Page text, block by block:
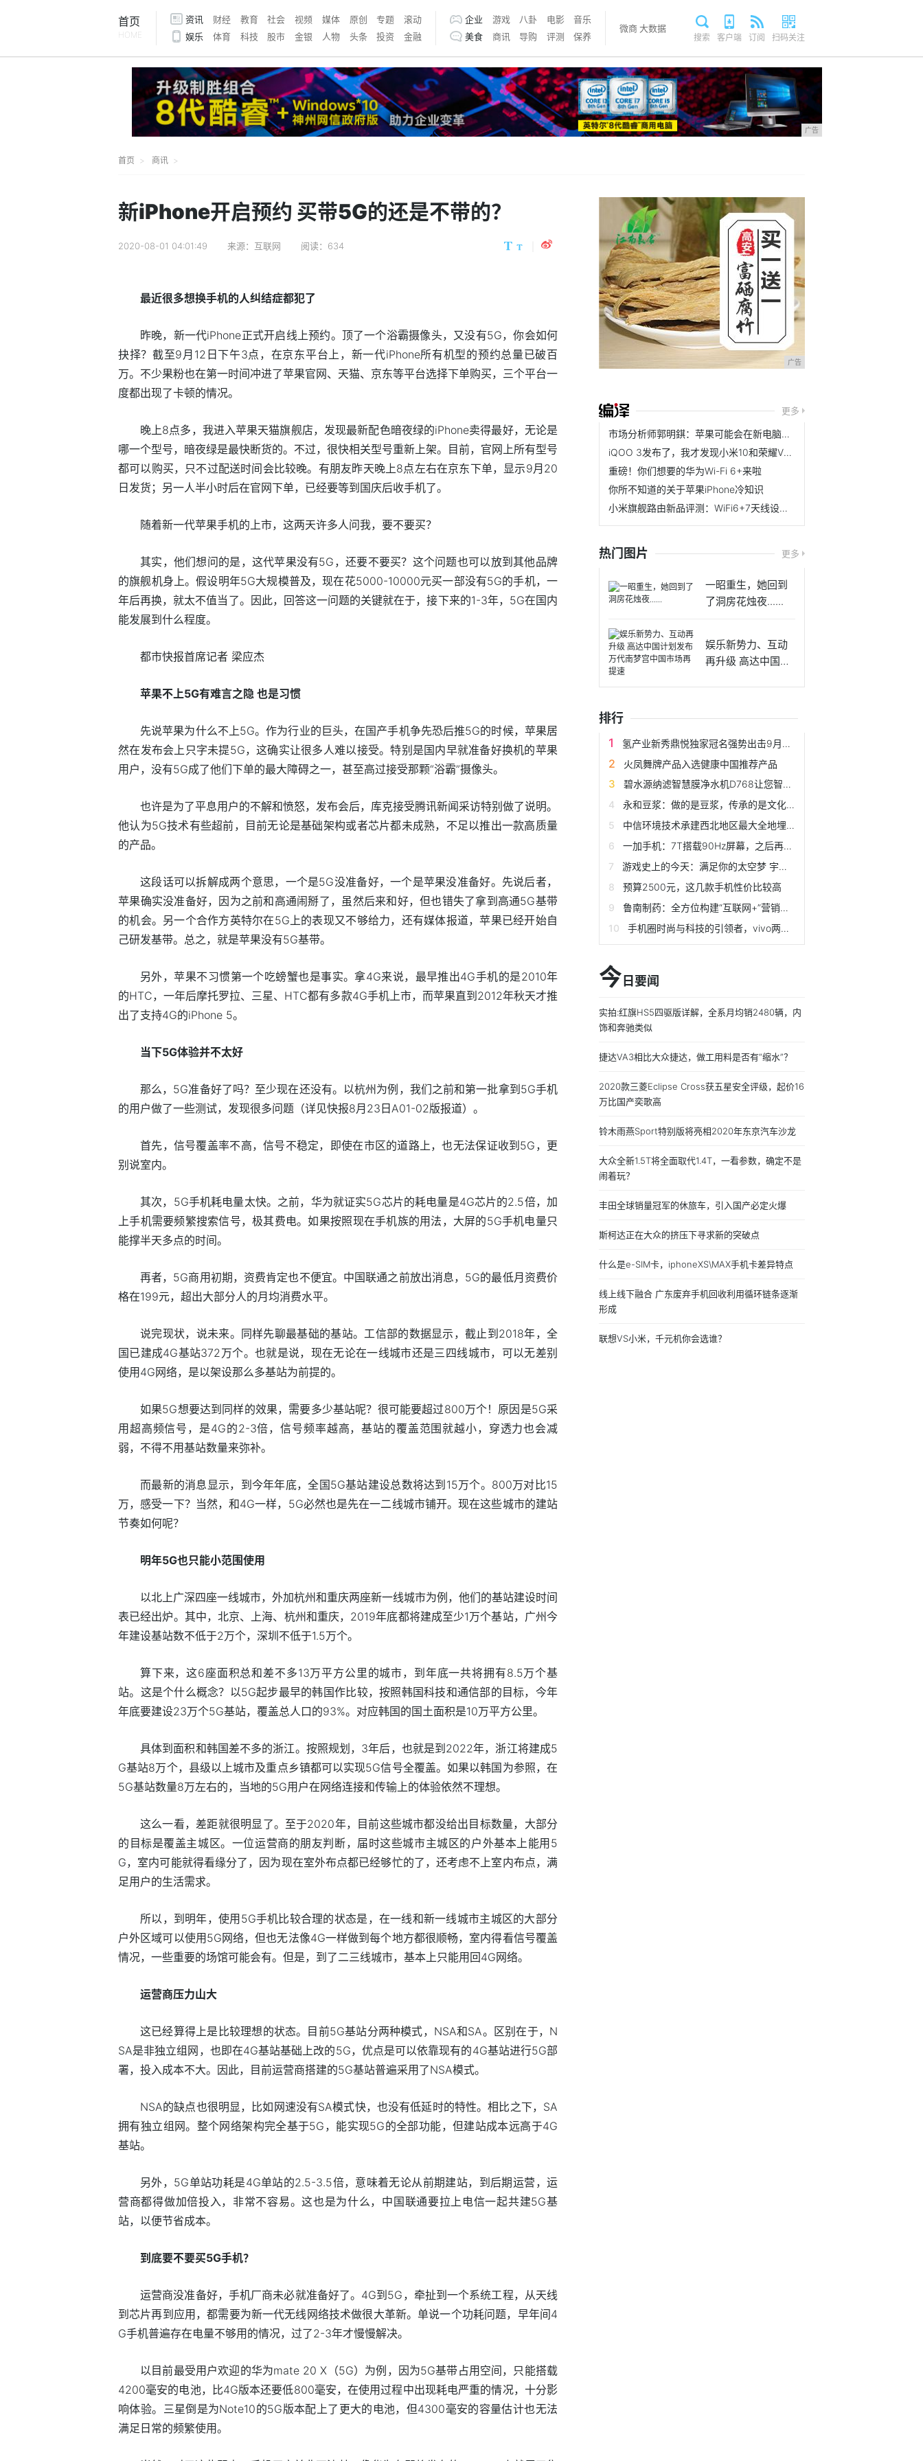
首页
HOME
资讯 财经 教育 社会 视频 媒体 原创 专题
滚动
娱乐
体育 科技 股市 金银 人物 头条 投资 金融
企业 游戏 八卦 电影
音乐
美食
商讯 导购 评测 保养
微商大数据
搜索 客户端 订阅 扫码关注
广告
首页 商讯
新iPhone开启预约 买带5G的还是不带的？
2020-08-01 04:01:49 来源：互联网 阅读：634
最近很多想换手机的人纠结症都犯了
昨晚，新一代iPhone正式开启线上预约。顶了一个浴霸摄像头，又没有5G，你会如何
抉择？截至9月12日下午3点，在京东平台上，新一代iPhone所有机型的预约总量已破百
万。不少果粉也在第一时间冲进了苹果官网、天猫、京东等平台选择下单购买，三个平台一
度都出现了卡顿的情况。
晚上8点多，我进入苹果天猫旗舰店，发现最新配色暗夜绿的iPhone卖得最好，无论是
哪一个型号，暗夜绿是最快断货的。不过，很快相关型号重新上架。目前，官网上所有型号
都可以购买，只不过配送时间会比较晚。有朋友昨天晚上8点左右在京东下单，显示9月20
日发货；另一人半小时后在官网下单，已经要等到国庆后收手机了。
随着新一代苹果手机的上市，这两天许多人问我，要不要买？
其实，他们想问的是，这代苹果没有5G，还要不要买？这个问题也可以放到其他品牌
的旗舰机身上。假设明年5G大规模普及，现在花5000-10000元买一部没有5G的手机，一
年后再换，就太不值当了。因此，回答这一问题的关键就在于，接下来的1-3年，5G在国内
能发展到什么程度。
都市快报首席记者 梁应杰
苹果不上5G有难言之隐 也是习惯
先说苹果为什么不上5G。作为行业的巨头，在国产手机争先恐后推5G的时候，苹果居
然在发布会上只字未提5G，这确实让很多人难以接受。特别是国内早就准备好换机的苹果
用户，没有5G成了他们下单的最大障碍之一，甚至高过接受那颗“浴霸”摄像头。
也许是为了平息用户的不解和愤怒，发布会后，库克接受腾讯新闻采访特别做了说明。
他认为5G技术有些超前，目前无论是基础架构或者芯片都未成熟，不足以推出一款高质量
的产品。
这段话可以拆解成两个意思，一个是5G没准备好，一个是苹果没准备好。先说后者，
苹果确实没准备好，因为之前和高通闹掰了，虽然后来和好，但也错失了拿到高通5G基带
的机会。另一个合作方英特尔在5G上的表现又不够给力，还有媒体报道，苹果已经开始自
己研发基带。总之，就是苹果没有5G基带。
另外，苹果不习惯第一个吃螃蟹也是事实。拿4G来说，最早推出4G手机的是2010年
的HTC，一年后摩托罗拉、三星、HTC都有多款4G手机上市，而苹果直到2012年秋天才推
出了支持4G的iPhone 5。
当下5G体验并不太好
那么，5G准备好了吗？至少现在还没有。以杭州为例，我们之前和第一批拿到5G手机
的用户做了一些测试，发现很多问题（详见快报8月23日A01-02版报道）。
首先，信号覆盖率不高，信号不稳定，即使在市区的道路上，也无法保证收到5G，更
别说室内。
其次，5G手机耗电量太快。之前，华为就证实5G芯片的耗电量是4G芯片的2.5倍，加
上手机需要频繁搜索信号，极其费电。如果按照现在手机族的用法，大屏的5G手机电量只
能撑半天多点的时间。
再者，5G商用初期，资费肯定也不便宜。中国联通之前放出消息，5G的最低月资费价
格在199元，超出大部分人的月均消费水平。
说完现状，说未来。同样先聊最基础的基站。工信部的数据显示，截止到2018年，全
国已建成4G基站372万个。也就是说，现在无论在一线城市还是三四线城市，可以无差别
使用4G网络，是以架设那么多基站为前提的。
如果5G想要达到同样的效果，需要多少基站呢？很可能要超过800万个！原因是5G采
用超高频信号，是4G的2-3倍，信号频率越高，基站的覆盖范围就越小，穿透力也会减
弱，不得不用基站数量来弥补。
而最新的消息显示，到今年年底，全国5G基站建设总数将达到15万个。800万对比15
万，感受一下？当然，和4G一样，5G必然也是先在一二线城市铺开。现在这些城市的建站
节奏如何呢？
明年5G也只能小范围使用
以北上广深四座一线城市，外加杭州和重庆两座新一线城市为例，他们的基站建设时间
表已经出炉。其中，北京、上海、杭州和重庆，2019年底都将建成至少1万个基站，广州今
年建设基站数不低于2万个，深圳不低于1.5万个。
算下来，这6座面积总和差不多13万平方公里的城市，到年底一共将拥有8.5万个基
站。这是个什么概念？以5G起步最早的韩国作比较，按照韩国科技和通信部的目标，今年
年底要建设23万个5G基站，覆盖总人口的93%。对应韩国的国土面积是10万平方公里。
具体到面积和韩国差不多的浙江。按照规划，3年后，也就是到2022年，浙江将建成5
G基站8万个，县级以上城市及重点乡镇都可以实现5G信号全覆盖。如果以韩国为参照，在
5G基站数量8万左右的，当地的5G用户在网络连接和传输上的体验依然不理想。
这么一看，差距就很明显了。至于2020年，目前这些城市都没给出目标数量，大部分
的目标是覆盖主城区。一位运营商的朋友判断，届时这些城市主城区的户外基本上能用5
G，室内可能就得看缘分了，因为现在室外布点都已经够忙的了，还考虑不上室内布点，满
足用户的生活需求。
所以，到明年，使用5G手机比较合理的状态是，在一线和新一线城市主城区的大部分
户外区域可以使用5G网络，但也无法像4G一样做到每个地方都很顺畅，室内得看信号覆盖
情况，一些重要的场馆可能会有。但是，到了二三线城市，基本上只能用回4G网络。
运营商压力山大
这已经算得上是比较理想的状态。目前5G基站分两种模式，NSA和SA。区别在于，N
SA是非独立组网，也即在4G基站基础上改的5G，优点是可以依靠现有的4G基站进行5G部
署，投入成本不大。因此，目前运营商搭建的5G基站普遍采用了NSA模式。
NSA的缺点也很明显，比如网速没有SA模式快，也没有低延时的特性。相比之下，SA
拥有独立组网。整个网络架构完全基于5G，能实现5G的全部功能，但建站成本远高于4G
基站。
另外，5G单站功耗是4G单站的2.5-3.5倍，意味着无论从前期建站，到后期运营，运
营商都得做加倍投入，非常不容易。这也是为什么，中国联通要拉上电信一起共建5G基
站，以便节省成本。
到底要不要买5G手机？
运营商没准备好，手机厂商未必就准备好了。4G到5G，牵扯到一个系统工程，从天线
到芯片再到应用，都需要为新一代无线网络技术做很大革新。单说一个功耗问题，早年间4
G手机普遍存在电量不够用的情况，过了2-3年才慢慢解决。
以目前最受用户欢迎的华为mate 20 X（5G）为例，因为5G基带占用空间，只能搭载
4200毫安的电池，比4G版本还要低800毫安，在使用过程中出现耗电严重的情况，十分影
响体验。三星倒是为Note10的5G版本配上了更大的电池，但4300毫安的容量估计也无法
满足日常的频繁使用。
广告
更多
市场分析师郭明錤：苹果可能会在新电脑中首次放弃英特尔芯片
iQOO 3发布了，我才发现小米10和荣耀V30 PRO是真的香！
重磅！你们想要的华为Wi-Fi 6+来啦
你所不知道的关于苹果iPhone冷知识
小米旗舰路由新品评测：WiFi6+7天线设计，售价599元，豪宅无惧
热门图片 更多
一昭重生，她回到
了洞房花烛夜......
娱乐新势力、互动
再升级 高达中国计
排行
氢产业新秀鼎悦独家冠名强势出击9月广州氢产品展
火凤舞牌产品入选健康中国推荐产品
碧水源纳滤智慧膜净水机D768让您智享健康水
永和豆浆：做的是豆浆，传承的是文化！
中信环境技术承建西北地区最大全地埋式MBR污水处理厂
一加手机：7T搭载90Hz屏幕，之后再无60Hz屏幕
游戏史上的今天：满足你的太空梦 宇宙史诗的开端《质量效应》
预算2500元，这几款手机性价比较高
鲁南制药：全方位构建“互联网+”营销新生态
手机圈时尚与科技的引领者，vivo两款新品各具特色
今 日要闻
实拍:红旗HS5四驱版详解，全系月均销2480辆，内
饰和奔驰类似
捷达VA3相比大众捷达，做工用料是否有“缩水”？
2020款三菱Eclipse Cross获五星安全评级，起价16
万比国产奕歌高
铃木雨燕Sport特别版将亮相2020年东京汽车沙龙
大众全新1.5T将全面取代1.4T，一看参数，确定不是
闹着玩？
丰田全球销量冠军的休旅车，引入国产必定火爆
斯柯达正在大众的挤压下寻求新的突破点
什么是e-SIM卡，iphoneXS\MAX手机卡差异特点
线上线下融合 广东废弃手机回收利用循环链条逐渐
形成
联想VS小米，千元机你会选谁？